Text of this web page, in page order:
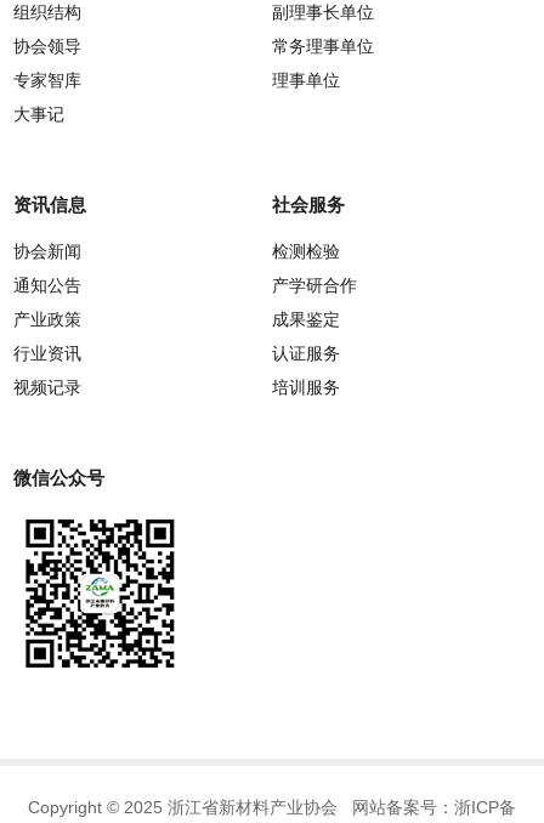
组织结构
协会领导
专家智库
大事记
副理事长单位
常务理事单位
理事单位
资讯信息
协会新闻
通知公告
产业政策
行业资讯
视频记录
社会服务
检测检验
产学研合作
成果鉴定
认证服务
培训服务
微信公众号
Copyright © 2025 浙江省新材料产业协会 网站备案号： 浙ICP备